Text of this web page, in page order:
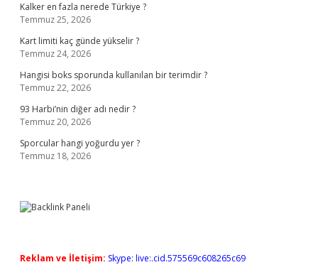
Kalker en fazla nerede Türkiye ?
Temmuz 25, 2026
Kart limiti kaç günde yükselir ?
Temmuz 24, 2026
Hangisi boks sporunda kullanılan bir terimdir ?
Temmuz 22, 2026
93 Harbi’nin diğer adı nedir ?
Temmuz 20, 2026
Sporcular hangi yoğurdu yer ?
Temmuz 18, 2026
Reklam ve İletişim: Skype: live:.cid.575569c608265c69